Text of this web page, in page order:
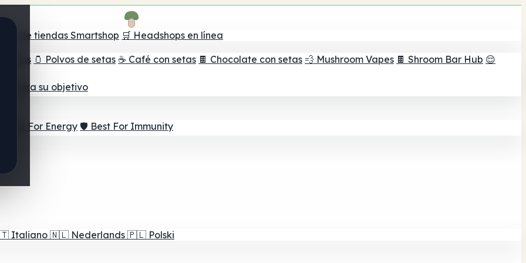
de tiendas Smartshop 🛒 Headshops en línea
setas 🫙 Polvos de setas ☕ Café con setas 🍫 Chocolate con setas 💨 Mushroom Vapes 🍫 Shroom Bar Hub 😌
para su objetivo
⚡ Best For Energy 🛡️ Best For Immunity
Italiano 🇳🇱 Nederlands 🇵🇱 Polski